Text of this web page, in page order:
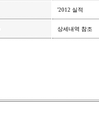
'2012 실적
상세내역 참조